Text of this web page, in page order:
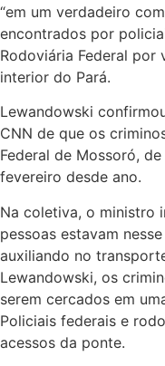
“em um verdadeiro
encontrados por
Rodoviária Federal por
interior do Pará.
Lewandowski
CNN de que os
Federal de Mossoró,
fevereiro desde ano.
Na coletiva, o ministro
pessoas estavam
auxiliando no
Lewandowski, os
serem cercados em
Policiais federais e
acessos da ponte.